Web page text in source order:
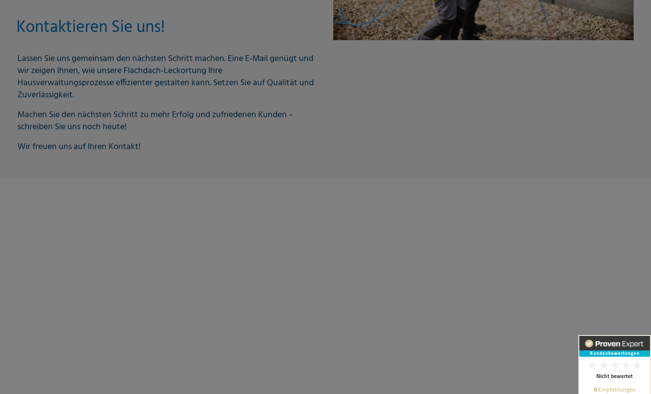
Kontaktieren Sie uns!
Lassen Sie uns gemeinsam den nächsten Schritt machen. Eine E-Mail genügt und
wir zeigen Ihnen, wie unsere Flachdach-Leckortung Ihre
Hausverwaltungsprozesse effizienter gestalten kann. Setzen Sie auf Qualität und
Zuverlässigkeit.
Machen Sie den nächsten Schritt zu mehr Erfolg und zufriedenen Kunden –
schreiben Sie uns noch heute!
Wir freuen uns auf Ihren Kontakt!